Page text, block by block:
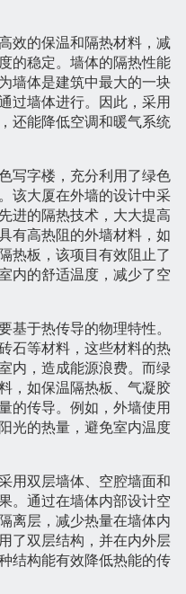
效的保温和隔热材料，减
的稳定。墙体的隔热性能
墙体是建筑中最大的一块
过墙体进行。因此，采用
还能降低空调和暖气系统
写字楼，充分利用了绿色
该大厦在外墙的设计中采
进的隔热技术，大大提高
有高热阻的外墙材料，如
热板，该项目有效阻止了
内的舒适温度，减少了空
基于热传导的物理特性。
石等材料，这些材料的热
内，造成能源浪费。而绿
，如保温隔热板、气凝胶
的传导。例如，外墙使用
光的热量，避免室内温度
用双层墙体、空腔墙面和
。通过在墙体内部设计空
离层，减少热量在墙体内
了双层结构，并在内外层
结构能有效降低热能的传